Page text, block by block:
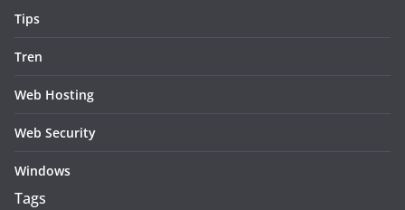
Tips
Tren
Web Hosting
Web Security
Windows
Tags